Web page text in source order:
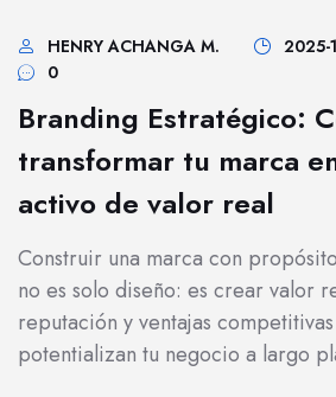
HENRY ACHANGA M.
2025-
0
Branding Estratégico:
transformar tu marca
activo de valor real
Construir una marca con
no es solo diseño: es crear valor
reputación y ventajas
potentializan tu negocio a largo